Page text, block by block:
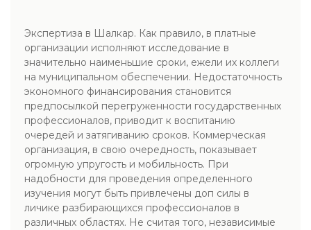
Экспертиза в Шалкар. Как правило, в платные
организации исполняют исследование в
значительно наименьшие сроки, ежели их коллеги
на муниципальном обеспечении. Недостаточность
экономного финансирования становится
предпосылкой перегруженности государственных
профессионалов, приводит к воспитанию
очередей и затягиванию сроков. Коммерческая
организация, в свою очередность, показывает
огромную упругость и мобильность. При
надобности для проведения определенного
изучения могут быть привлечены доп силы в
личике разбирающихся профессионалов в
различных областях. Не считая того, независимые